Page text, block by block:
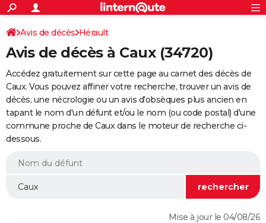
ACTUALITÉS
Politique
Société
Faits Divers
Education
Monde
Villes
+
SPORT
Coupe du monde 2026
Football
Tennis
Cyclisme
Rugby
Forum
Programme TV
TNT
Streaming
Cinéma
Sorties cinéma
Musique
+
FINANCE
Retraite
Epargne
Immobilier
Risques naturels par ville
Assurance
AUTO
Essais
Réserver un essai
Citadines
Berlines
SUV
Forum auto
+
HIGH-TECH
BRICOLAGE
WEEK-END
Avis de décès Hérault
Avis de décès à Caux (34720)
Accédez gratuitement sur cette page au carnet des décès de
Caux. Vous pouvez affiner votre recherche, trouver un avis de
décès, une nécrologie ou un avis d'obsèques plus ancien en
tapant le nom d'un défunt et/ou le nom (ou code postal) d'une
commune proche de Caux dans le moteur de recherche ci-
dessous.
Mise à jour le 04/08/26